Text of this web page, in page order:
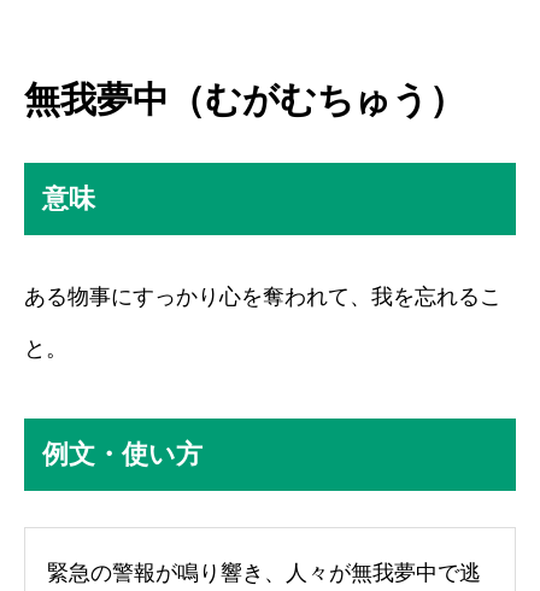
無我夢中（むがむちゅう）
意味
ある物事にすっかり心を奪われて、我を忘れるこ
と。
例文・使い方
緊急の警報が鳴り響き、人々が無我夢中で逃